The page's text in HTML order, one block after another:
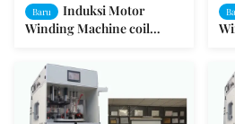
Baru
Induksi Motor
Winding Machine coil
Drift SMT - I